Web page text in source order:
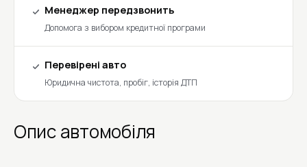
Менеджер передзвонить
Допомога з вибором кредитної програми
Перевірені авто
Юридична чистота, пробіг, історія ДТП
Опис автомобіля